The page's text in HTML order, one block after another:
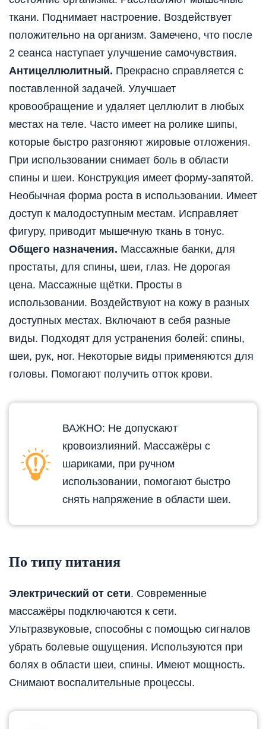
ткани. Поднимает настроение. Воздействует
положительно на организм. Замечено, что после
2 сеанса наступает улучшение самочувствия.
Антицеллюлитный. Прекрасно справляется с
поставленной задачей. Улучшает
кровообращение и удаляет целлюлит в любых
местах на теле. Часто имеет на ролике шипы,
которые быстро разгоняют жировые отложения.
При использовании снимает боль в области
спины и шеи. Конструкция имеет форму-запятой.
Необычная форма роста в использовании. Имеет
доступ к малодоступным местам. Исправляет
фигуру, приводит мышечную ткань в тонус.
Общего назначения. Массажные банки, для
простаты, для спины, шеи, глаз. Не дорогая
цена. Массажные щётки. Просты в
использовании. Воздействуют на кожу в разных
доступных местах. Включают в себя разные
виды. Подходят для устранения болей: спины,
шеи, рук, ног. Некоторые виды применяются для
головы. Помогают получить отток крови.
ВАЖНО: Не допускают
кровоизлияний. Массажёры с
шариками, при ручном
использовании, помогают быстро
снять напряжение в области шеи.
По типу питания
Электрический от сети. Современные
массажёры подключаются к сети.
Ультразвуковые, способны с помощью сигналов
убрать болевые ощущения. Используются при
болях в области шеи, спины. Имеют мощность.
Снимают воспалительные процессы.